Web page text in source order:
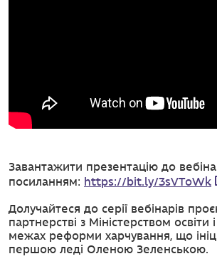
Завантажити презентацію до
посиланням: https://bit.ly/3sVToWk
Долучайтеся до серії вебінарів
партнерстві з Міністерством освіти
межах реформи харчування, що
першою леді Оленою Зеленською.